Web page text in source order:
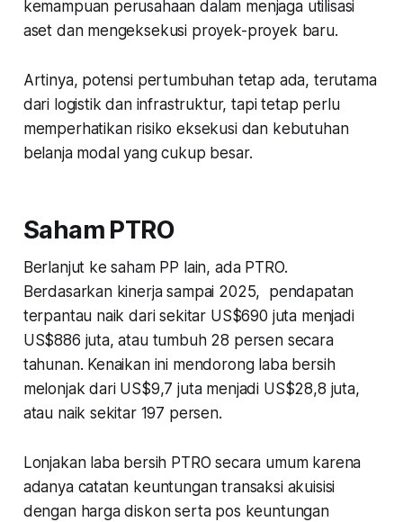
kemampuan perusahaan dalam menjaga utilisasi
aset dan mengeksekusi proyek-proyek baru.
Artinya, potensi pertumbuhan tetap ada, terutama
dari logistik dan infrastruktur, tapi tetap perlu
memperhatikan risiko eksekusi dan kebutuhan
belanja modal yang cukup besar.
Saham PTRO
Berlanjut ke saham PP lain, ada PTRO.
Berdasarkan kinerja sampai 2025, pendapatan
terpantau naik dari sekitar US$690 juta menjadi
US$886 juta, atau tumbuh 28 persen secara
tahunan. Kenaikan ini mendorong laba bersih
melonjak dari US$9,7 juta menjadi US$28,8 juta,
atau naik sekitar 197 persen.
Lonjakan laba bersih PTRO secara umum karena
adanya catatan keuntungan transaksi akuisisi
dengan harga diskon serta pos keuntungan